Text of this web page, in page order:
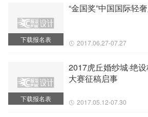
下载报名表
“金国奖”中国国际轻
2017.06.27-07.27
下载报名表
2017虎丘婚纱城·绝
大赛征稿启事
2017.05.12-07.30